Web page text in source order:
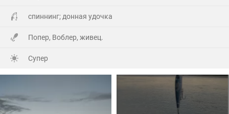
Прибыл на берег в девять часов,и что я вижу 😲,
По поверхности плывёт мусор(ветки,трава и иногда
С мальком проблем не было,сразу зарядил донку и
вдруг окунь начал гонять малька!😳
спиннинг; донная удочка
Попер, Воблер, живец.
Супер